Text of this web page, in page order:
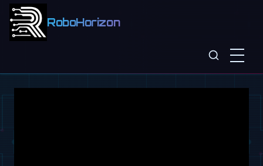
RoboHorizon